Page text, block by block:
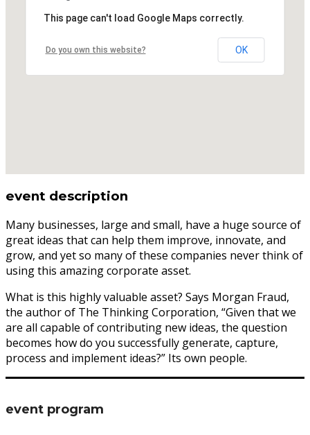
This page can't load Google Maps correctly.
Do you own this website? OK
event description
Many businesses, large and small, have a huge source of
great ideas that can help them improve, innovate, and
grow, and yet so many of these companies never think of
using this amazing corporate asset.
What is this highly valuable asset? Says Morgan Fraud,
the author of The Thinking Corporation, “Given that we
are all capable of contributing new ideas, the question
becomes how do you successfully generate, capture,
process and implement ideas?” Its own people.
event program